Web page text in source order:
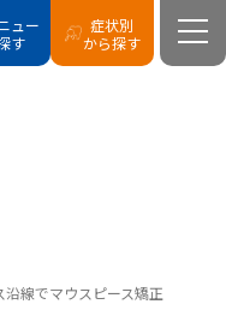
ュー
す
症状別
から探す
線でマウスピース矯正